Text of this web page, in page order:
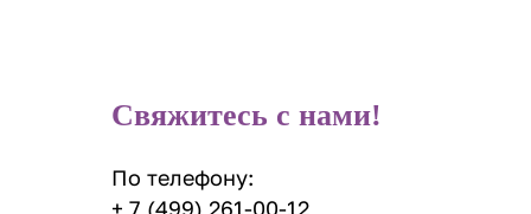
Свяжитесь с нами!
По телефону:
+ 7 (499) 261-00-12